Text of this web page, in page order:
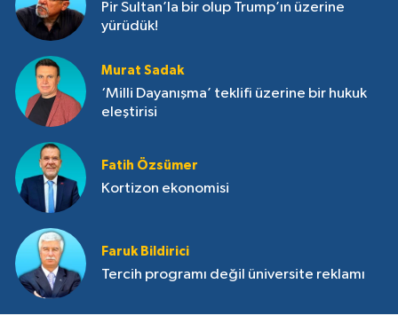
Pir Sultan’la bir olup Trump’ın üzerine
yürüdük!
Murat Sadak
‘Milli Dayanışma’ teklifi üzerine bir hukuk
eleştirisi
Fatih Özsümer
Kortizon ekonomisi
Faruk Bildirici
Tercih programı değil üniversite reklamı